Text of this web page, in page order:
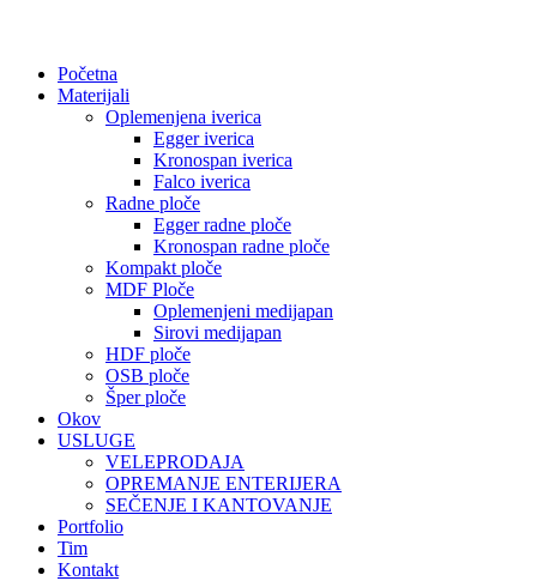
Početna
Materijali
Oplemenjena iverica
Egger iverica
Kronospan iverica
Falco iverica
Radne ploče
Egger radne ploče
Kronospan radne ploče
Kompakt ploče
MDF Ploče
Oplemenjeni medijapan
Sirovi medijapan
HDF ploče
OSB ploče
Šper ploče
Okov
USLUGE
VELEPRODAJA
OPREMANJE ENTERIJERA
SEČENJE I KANTOVANJE
Portfolio
Tim
Kontakt